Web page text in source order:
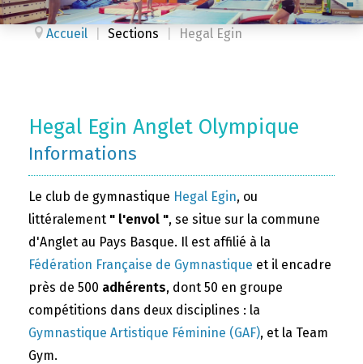
Accueil Sections Hegal Egin
Hegal Egin Anglet Olympique
Informations
Le club de gymnastique Hegal Egin, ou
littéralement " l'envol ", se situe sur la commune
d'Anglet au Pays Basque. Il est affilié à la
Fédération Française de Gymnastique et il encadre
près de 500 adhérents, dont 50 en groupe
compétitions dans deux disciplines : la
Gymnastique Artistique Féminine (GAF), et la Team
Gym.